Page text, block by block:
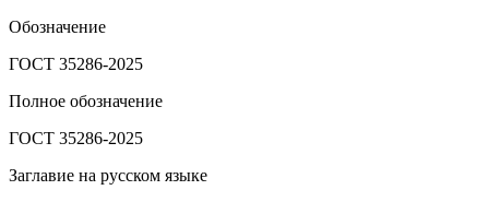
Обозначение
ГОСТ 35286-2025
Полное обозначение
ГОСТ 35286-2025
Заглавие на русском языке